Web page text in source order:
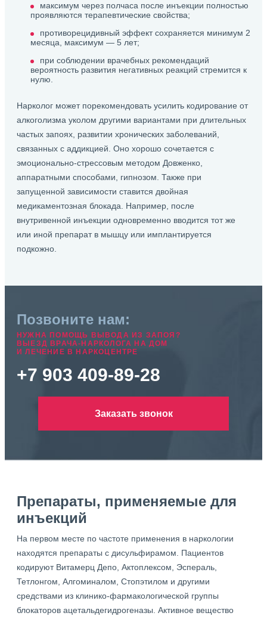
максимум через полчаса после инъекции полностью
проявляются терапевтические свойства;
противорецидивный эффект сохраняется минимум 2
месяца, максимум — 5 лет;
при соблюдении врачебных рекомендаций
вероятность развития негативных реакций стремится к
нулю.
Нарколог может порекомендовать усилить кодирование от
алкоголизма уколом другими вариантами при длительных
частых запоях, развитии хронических заболеваний,
связанных с аддикцией. Оно хорошо сочетается с
эмоционально-стрессовым методом Довженко,
аппаратными способами, гипнозом. Также при
запущенной зависимости ставится двойная
медикаментозная блокада. Например, после
внутривенной инъекции одновременно вводится тот же
или иной препарат в мышцу или имплантируется
подкожно.
Позвоните нам:
НУЖНА ПОМОЩЬ ВЫВОДА ИЗ ЗАПОЯ?
ВЫЕЗД ВРАЧА-НАРКОЛОГА НА ДОМ
И ЛЕЧЕНИЕ В НАРКОЦЕНТРЕ
+7 903 409-89-28
Заказать звонок
Препараты, применяемые для
инъекций
На первом месте по частоте применения в наркологии
находятся препараты с дисульфирамом. Пациентов
кодируют Витамерц Депо, Актоплексом, Эспераль,
Тетлонгом, Алгоминалом, Стопэтилом и другими
средствами из клинико-фармакологической группы
блокаторов ацетальдегидрогеназы. Активное вещество